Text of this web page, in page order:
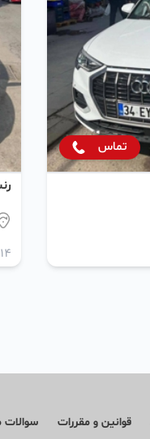
تماس
قوانین و مقررات سوالات